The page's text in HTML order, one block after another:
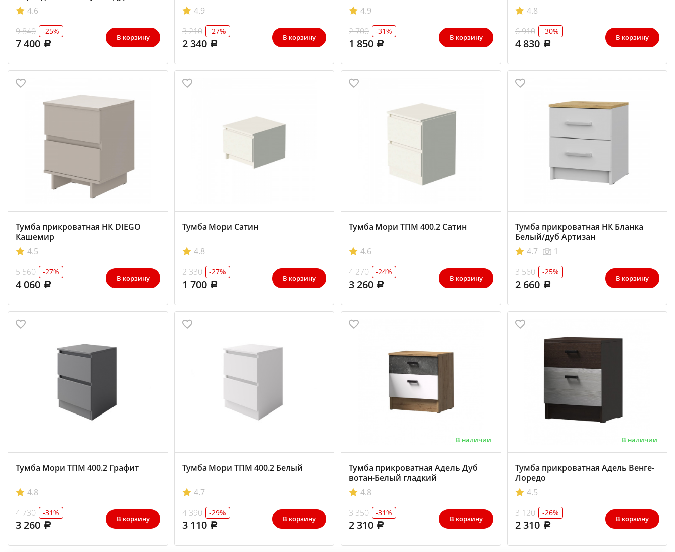
4.6
9 840
-25%
7 400 В корзину
4.9
3 210
-27%
2 340 В корзину
4.9
2 700
-31%
1 850 В корзину
4.8
6 910
-30%
4 830 В корзину
Тумба прикроватная НК DIEGO
Кашемир
4.5
5 560
-27%
4 060 В корзину
Тумба Мори Сатин
4.8
2 330
-27%
1 700 В корзину
Тумба Мори ТПМ 400.2 Сатин
4.6
4 270
-24%
3 260 В корзину
Тумба прикроватная НК Бланка
Белый/дуб Артизан
4.7
1
3 560
-25%
2 660 В корзину
Тумба Мори ТПМ 400.2 Графит
4.8
4 730
-31%
3 260 В корзину
Тумба Мори ТПМ 400.2 Белый
4.7
4 390
-29%
3 110 В корзину
В наличии
Тумба прикроватная Адель Дуб
вотан-Белый гладкий
4.8
3 350
-31%
2 310 В корзину
В наличии
Тумба прикроватная Адель Венге-
Лоредо
4.5
3 120
-26%
2 310 В корзину